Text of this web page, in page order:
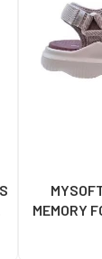
MEMORY